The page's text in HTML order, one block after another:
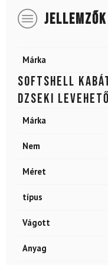
JELLEMZŐK
Márka
Softshell kabát
dzseki
Márka
Nem
Méret
típus
Vágott
Anyag